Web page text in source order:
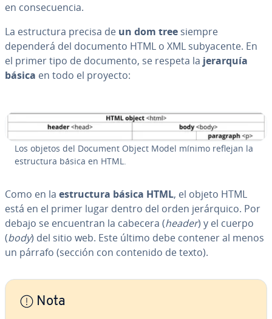
en co­n­se­cue­n­cia.
La es­tru­c­tu­ra precisa de un dom tree siempre
dependerá del documento HTML o XML su­b­ya­ce­n­te. En
el primer tipo de documento, se respeta la jerarquía
básica en todo el proyecto:
Los objetos del Document Object Model mínimo reflejan la
es­tru­c­tu­ra básica en HTML.
Como en la es­tru­c­tu­ra básica HTML, el objeto HTML
está en el primer lugar dentro del orden je­rá­r­qui­co. Por
debajo se en­cue­n­tran la cabecera (header) y el cuerpo
(body) del sitio web. Este último debe contener al menos
un párrafo (sección con contenido de texto).
Nota